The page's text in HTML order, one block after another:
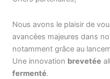
Nous avons le plaisir de
avancées majeures dans
notamment grâce au
Une innovation brevetée
fermenté.